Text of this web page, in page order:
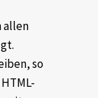
allen
so